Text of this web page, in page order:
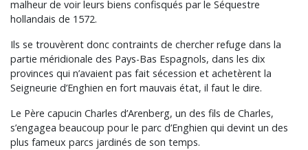
malheur de voir leurs biens confisqués par le Séquestre
hollandais de 1572.
Ils se trouvèrent donc contraints de chercher refuge dans la
partie méridionale des Pays-Bas Espagnols, dans les dix
provinces qui n’avaient pas fait sécession et achetèrent la
Seigneurie d’Enghien en fort mauvais état, il faut le dire.
Le Père capucin Charles d’Arenberg, un des fils de Charles,
s’engagea beaucoup pour le parc d’Enghien qui devint un des
plus fameux parcs jardinés de son temps.